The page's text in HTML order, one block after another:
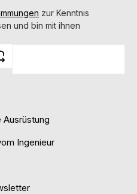
zur Kenntnis
und bin mit ihnen
Ausrüstung
Ingenieur